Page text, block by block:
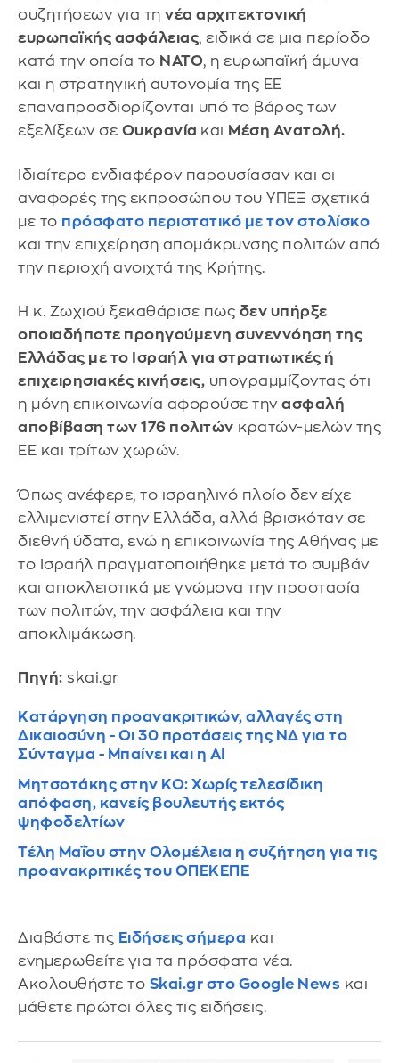
συζητήσεων για τη νέα αρχιτεκτονική
ευρωπαϊκής ασφάλειας, ειδικά σε μια περίοδο
κατά την οποία το ΝΑΤΟ, η ευρωπαϊκή άμυνα
και η στρατηγική αυτονομία της ΕΕ
επαναπροσδιορίζονται υπό το βάρος των
εξελίξεων σε Ουκρανία και Μέση Ανατολή.
Ιδιαίτερο ενδιαφέρον παρουσίασαν και οι
αναφορές της εκπροσώπου του ΥΠΕΞ σχετικά
με το πρόσφατο περιστατικό με τον στολίσκο
και την επιχείρηση απομάκρυνσης πολιτών από
την περιοχή ανοιχτά της Κρήτης.
Η κ. Ζωχιού ξεκαθάρισε πως δεν υπήρξε
οποιαδήποτε προηγούμενη συνεννόηση της
Ελλάδας με το Ισραήλ για στρατιωτικές ή
επιχειρησιακές κινήσεις, υπογραμμίζοντας ότι
η μόνη επικοινωνία αφορούσε την ασφαλή
αποβίβαση των 176 πολιτών κρατών-μελών της
ΕΕ και τρίτων χωρών.
Όπως ανέφερε, το ισραηλινό πλοίο δεν είχε
ελλιμενιστεί στην Ελλάδα, αλλά βρισκόταν σε
διεθνή ύδατα, ενώ η επικοινωνία της Αθήνας με
το Ισραήλ πραγματοποιήθηκε μετά το συμβάν
και αποκλειστικά με γνώμονα την προστασία
των πολιτών, την ασφάλεια και την
αποκλιμάκωση.
Πηγή: skai.gr
Κατάργηση προανακριτικών, αλλαγές στη
Δικαιοσύνη - Οι 30 προτάσεις της ΝΔ για το
Σύνταγμα - Μπαίνει και η AI
Μητσοτάκης στην ΚΟ: Χωρίς τελεσίδικη
απόφαση, κανείς βουλευτής εκτός
ψηφοδελτίων
Τέλη Μαΐου στην Ολομέλεια η συζήτηση για τις
προανακριτικές του ΟΠΕΚΕΠΕ
Διαβάστε τις Ειδήσεις σήμερα και
ενημερωθείτε για τα πρόσφατα νέα.
Ακολουθήστε το Skai.gr στο Google News και
μάθετε πρώτοι όλες τις ειδήσεις.